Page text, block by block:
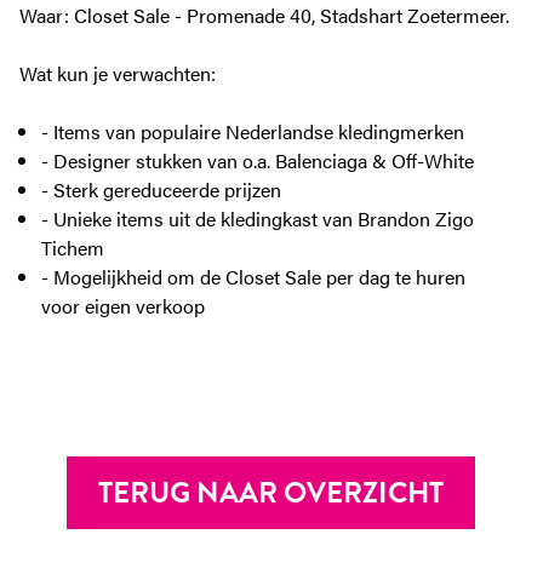
Waar: Closet Sale - Promenade 40, Stadshart Zoetermeer.
Wat kun je verwachten:
- Items van populaire Nederlandse kledingmerken
- Designer stukken van o.a. Balenciaga & Off-White
- Sterk gereduceerde prijzen
- Unieke items uit de kledingkast van Brandon Zigo
Tichem
- Mogelijkheid om de Closet Sale per dag te huren
voor eigen verkoop
TERUG NAAR OVERZICHT